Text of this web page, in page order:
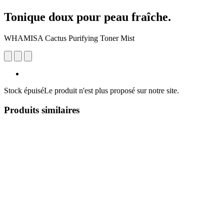
Tonique doux pour peau fraîche.
WHAMISA Cactus Purifying Toner Mist
Stock épuiséLe produit n'est plus proposé sur notre site.
Produits similaires